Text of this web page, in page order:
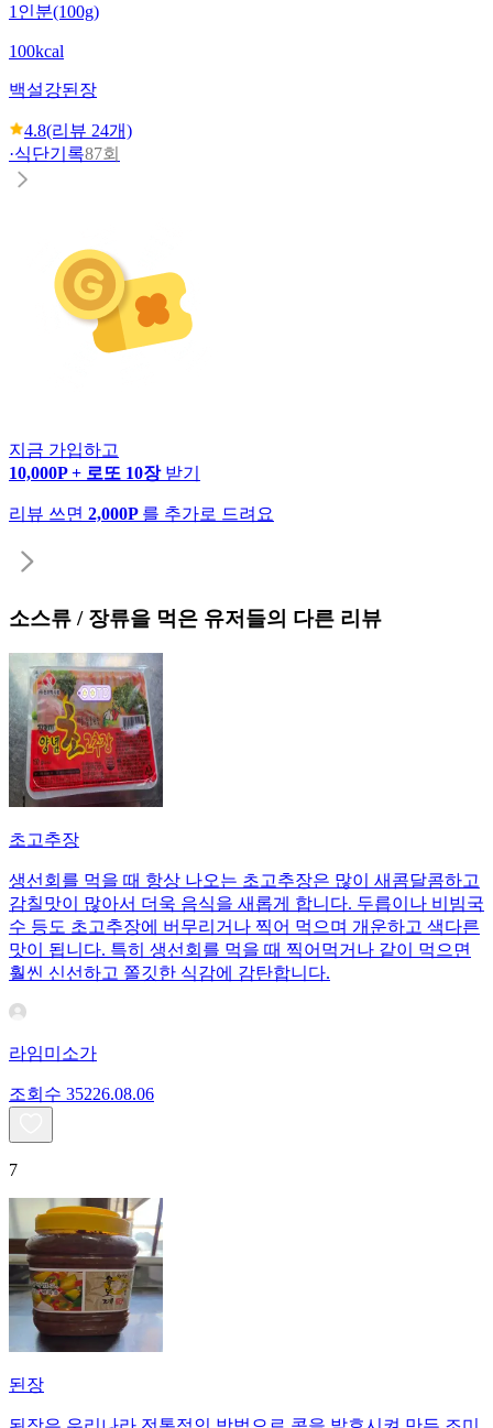
1인분(100g)
100kcal
백설강된장
4.8(리뷰 24개)
·식단기록87회
지금 가입하고
10,000P + 로또 10장 받기
리뷰 쓰면 2,000P 를 추가로 드려요
소스류 / 장류을 먹은 유저들의 다른 리뷰
초고추장
생선회를 먹을 때 항상 나오는 초고추장은 많이 새콤달콤하고
감칠맛이 많아서 더욱 음식을 새롭게 합니다. 두릅이나 비빔국
수 등도 초고추장에 버무리거나 찍어 먹으며 개운하고 색다른
맛이 됩니다. 특히 생선회를 먹을 때 찍어먹거나 같이 먹으면
훨씬 신선하고 쫄깃한 식감에 감탄합니다.
라임미소가
조회수 35226.08.06
7
된장